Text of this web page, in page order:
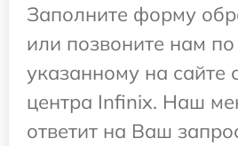
Заполните форму
или позвоните нам
указанному на сайте
центра Infinix. Наш
ответит на Ваш